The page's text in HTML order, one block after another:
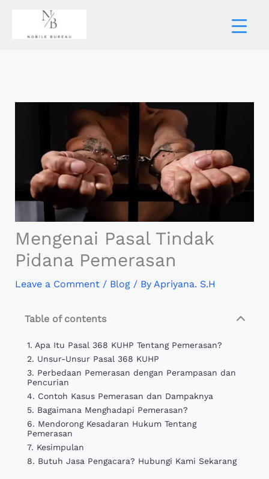
Mengenai Pasal Tindak
Pidana Pemerasan
Leave a Comment / Blog/ By Apriyana. S.H
Table of contents
Apa Itu Pasal 368 KUHP Tentang Pemerasan?
Unsur-Unsur Pasal 368 KUHP
Perbedaan Pemerasan dengan Perampasan dan
Pencurian
Contoh Kasus Pemerasan dan Dampaknya
Bagaimana Menghadapi Pemerasan?
Mendorong Kesadaran Hukum Tentang
Pemerasan
Kesimpulan
Butuh Jasa Pengacara? Hubungi Kami Sekarang